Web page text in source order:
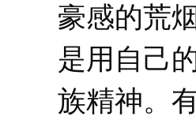
豪感的荒
是用自己
族精神。